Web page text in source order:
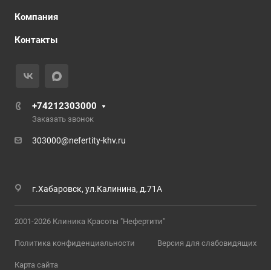
Компания
Контакты
+74212303000
Заказать звонок
303000@nefertity-khv.ru
г.Хабаровск, ул.Калинина, д.71А
2001-2026 Клиника Красоты "Нефертити"
Политика конфиденциальности Версия для слабовидящих
Карта сайта